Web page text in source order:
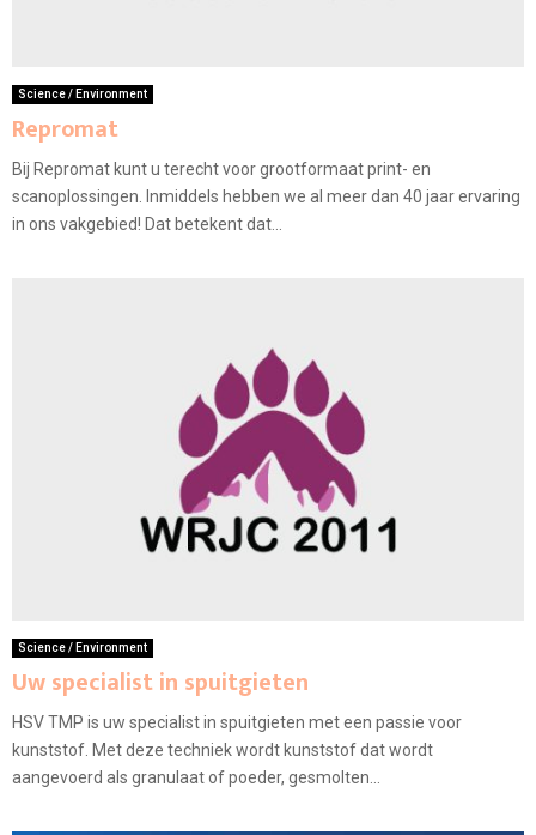
Science / Environment
Repromat
Bij Repromat kunt u terecht voor grootformaat print- en
scanoplossingen. Inmiddels hebben we al meer dan 40 jaar ervaring
in ons vakgebied! Dat betekent dat...
Science / Environment
Uw specialist in spuitgieten
HSV TMP is uw specialist in spuitgieten met een passie voor
kunststof. Met deze techniek wordt kunststof dat wordt
aangevoerd als granulaat of poeder, gesmolten...